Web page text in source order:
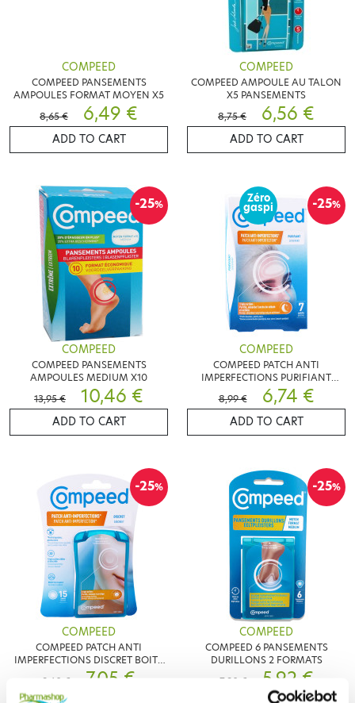
COMPEED
COMPEED PANSEMENTS
AMPOULES FORMAT MOYEN X5
8,65 €
6,49 €
ADD TO CART
COMPEED
COMPEED AMPOULE AU TALON
X5 PANSEMENTS
8,75 €
6,56 €
ADD TO CART
-25%
COMPEED
COMPEED PANSEMENTS
AMPOULES MEDIUM X10
13,95 €
10,46 €
ADD TO CART
-25%
Zéro
gaspi
COMPEED
COMPEED PATCH ANTI
IMPERFECTIONS PURIFIANT
BOITE DE 7 PATCHS
8,99 € 6,74 €
ADD TO CART
-25%
COMPEED
COMPEED PATCH ANTI
IMPERFECTIONS DISCRET BOITE
DE 15 PATCHS
9,40 € 7,05 €
-25%
COMPEED
COMPEED 6 PANSEMENTS
DURILLONS 2 FORMATS
7,90 €
5,92 €